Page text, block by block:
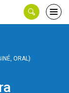
le
ORAL)